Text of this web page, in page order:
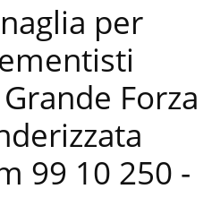
per
Forza
99 10 250 -